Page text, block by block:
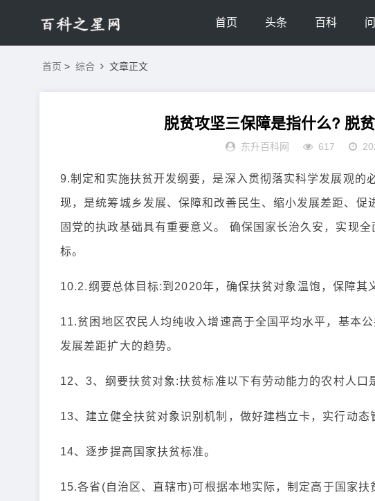
首页 头条 百科
首页 > 综合 文章正文
脱贫攻坚三保障是指什么? 脱
东升百科网 617
9.制定和实施扶贫开发纲要，是深入贯彻落实科学发展观的
现，是统筹城乡发展、保障和改善民生、缩小发展差距、
固党的执政基础具有重要意义。 确保国家长治久安，实现
标。
10.2.纲要总体目标:到2020年，确保扶贫对象温饱，保障其
11.贫困地区农民人均纯收入增速高于全国平均水平，基本
发展差距扩大的趋势。
12、3、纲要扶贫对象:扶贫标准以下有劳动能力的农村人口
13、建立健全扶贫对象识别机制，做好建档立卡，实行动态
14、逐步提高国家扶贫标准。
15.各省(自治区、直辖市)可根据本地实际，制定高于国家扶